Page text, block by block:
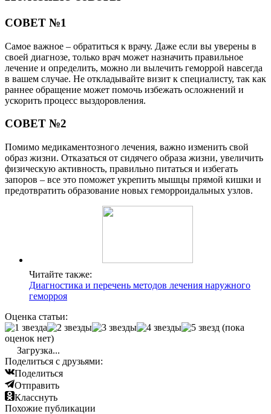
СОВЕТ №1
Самое важное – обратиться к врачу. Даже если вы уверены в
своей диагнозе, только врач может назначить правильное
лечение и определить, можно ли вылечить геморрой навсегда
в вашем случае. Не откладывайте визит к специалисту, так как
раннее обращение может помочь избежать осложнений и
ускорить процесс выздоровления.
СОВЕТ №2
Помимо медикаментозного лечения, важно изменить свой
образ жизни. Отказаться от сидячего образа жизни, увеличить
физическую активность, правильно питаться и избегать
запоров – все это поможет укрепить мышцы прямой кишки и
предотвратить образование новых геморроидальных узлов.
Читайте также:
Диагностика и перечень методов лечения наружного
геморроя
Оценка статьи:
(пока
оценок нет)
Загрузка...
Поделиться с друзьями:
Поделиться
Отправить
Класснуть
Похожие публикации